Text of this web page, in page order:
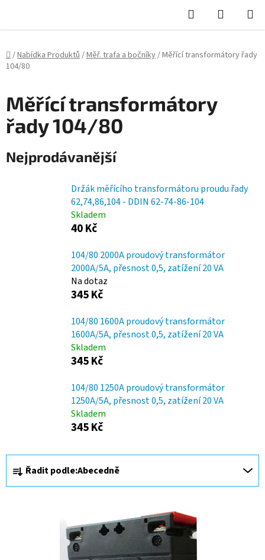
Hledat
KOŠÍK
Domů
/Nabídka Produktů /Měř. trafa a bočníky/Měřící transformátory řady
104/80
Měřící transformátory
řady 104/80
Nejprodávanější
Držák měřícího transformátoru proudu řady
62,74,86,104 - DDIN 62-74-86-104
Skladem
40 Kč
104/80 2000A proudový transformátor
2000A/5A, přesnost 0,5, zatížení 20 VA
Na dotaz
345 Kč
104/80 1600A proudový transformátor
1600A/5A, přesnost 0,5, zatížení 20 VA
Skladem
345 Kč
104/80 1250A proudový transformátor
1250A/5A, přesnost 0,5, zatížení 20 VA
Skladem
345 Kč
a
z
Řadit podle:Abecedně